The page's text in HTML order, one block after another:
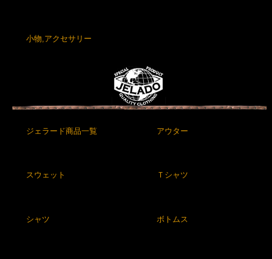
小物,アクセサリー
ジェラード商品一覧 アウター
スウェット Ｔシャツ
シャツ ボトムス